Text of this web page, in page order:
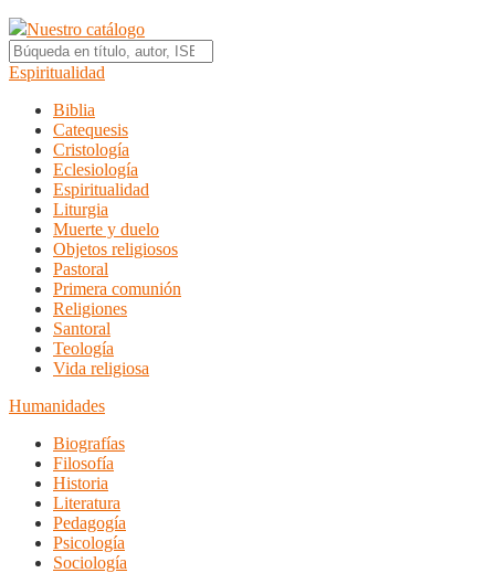
Nuestro catálogo
Espiritualidad
Biblia
Catequesis
Cristología
Eclesiología
Espiritualidad
Liturgia
Muerte y duelo
Objetos religiosos
Pastoral
Primera comunión
Religiones
Santoral
Teología
Vida religiosa
Humanidades
Biografías
Filosofía
Historia
Literatura
Pedagogía
Psicología
Sociología